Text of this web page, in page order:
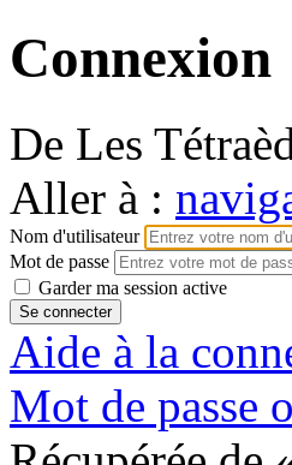
Connexion
De Les
Aller à :
Nom d'utilisateur
Mot de passe
Garder ma session active
Aide à la
Mot de passe